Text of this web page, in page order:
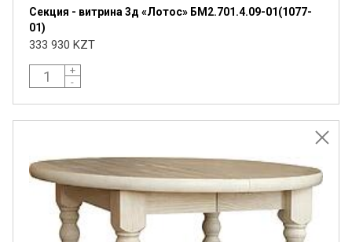
Я ознакомлен с Политикойв отношении
Секция - витрина 3д «Лотос» БМ2.701.4.09-01(1077-
01)
333 930 KZT
+
-